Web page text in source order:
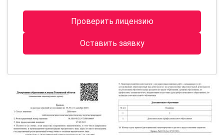
Проверить лицензию
Оставить заявку